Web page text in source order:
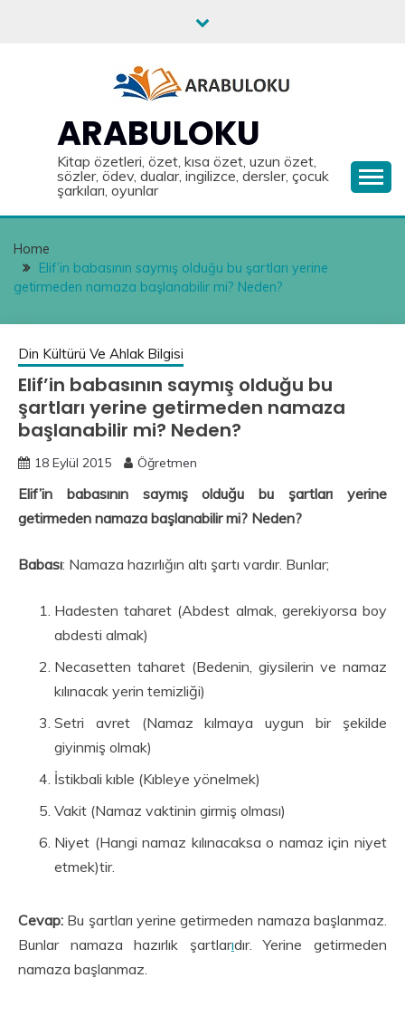
ARABULOKU
Kitap özetleri, özet, kısa özet, uzun özet,
sözler, ödev, dualar, ingilizce, dersler, çocuk
şarkıları, oyunlar
Home
Elif’in babasının saymış olduğu bu şartları yerine
getirmeden namaza başlanabilir mi? Neden?
Din Kültürü Ve Ahlak Bilgisi
Elif’in babasının saymış olduğu bu
şartları yerine getirmeden namaza
başlanabilir mi? Neden?
18 Eylül 2015 Öğretmen
Elif’in babasının saymış olduğu bu şartları yerine
getirmeden namaza başlanabilir mi? Neden?
Babası: Namaza hazırlığın altı şartı vardır. Bunlar;
Hadesten taharet (Abdest almak, gerekiyorsa boy
abdesti almak)
Necasetten taharet (Bedenin, giysilerin ve namaz
kılınacak yerin temizliği)
Setri avret (Namaz kılmaya uygun bir şekilde
giyinmiş olmak)
İstikbali kıble (Kıbleye yönelmek)
Vakit (Namaz vaktinin girmiş olması)
Niyet (Hangi namaz kılınacaksa o namaz için niyet
etmek)tir.
Cevap: Bu şartları yerine getirmeden namaza başlanmaz.
Bunlar namaza hazırlık şartlarıdır. Yerine getirmeden
namaza başlanmaz.